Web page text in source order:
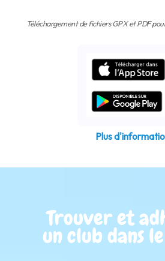
Téléchargement de fichiers GPX et PDF
Plus
Trouver et
un club dans